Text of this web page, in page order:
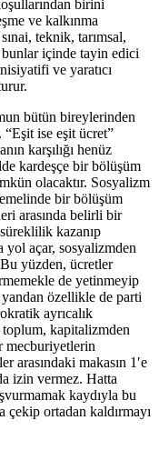
birini
ve kalkınma
teknik, tarımsal,
içinde tayin edici
ve yaratıcı
bütün bireylerinden
“Eşit ise eşit ücret”
karşılığı henüz
kardeşçe bir bölüşüm
olacaktır. Sosyalizm
bir bölüşüm
arasında belirli bir
kazanıp
yol açar, sosyalizmden
yüzden, ücretler
de yetinmeyip
özellikle de parti
ayrıcalık
toplum, kapitalizmden
mecburiyetlerin
arasındaki makasın 1′e
izin vermez. Hatta
kaydıyla bu
çekip ortadan kaldırmayı